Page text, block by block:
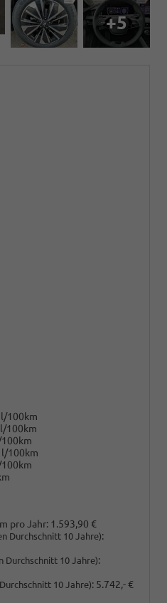
+5
l/100km
100km
l/100km
pro Jahr: 1.593,90 €
Durchschnitt 10 Jahre):
Durchschnitt 10 Jahre):
10 Jahre): 5.742,- €